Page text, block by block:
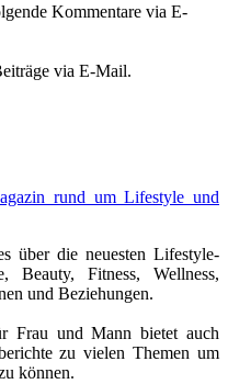
Kommentare via E-
via E-Mail.
rund um Lifestyle und
über die neuesten Lifestyle-
Beauty, Fitness, Wellness,
und Beziehungen.
Frau und Mann bietet auch
zu vielen Themen um
können.